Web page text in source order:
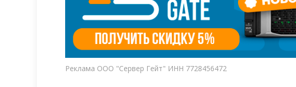
Реклама ООО "Сервер Гейт" ИНН 7728456472